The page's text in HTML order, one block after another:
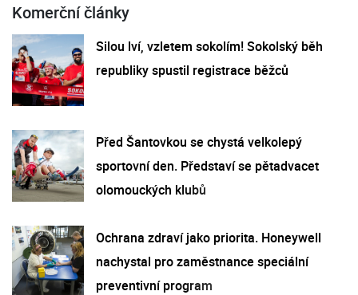
Komerční články
Silou lví, vzletem sokolím! Sokolský běh
republiky spustil registrace běžců
Před Šantovkou se chystá velkolepý
sportovní den. Představí se pětadvacet
olomouckých klubů
Ochrana zdraví jako priorita. Honeywell
nachystal pro zaměstnance speciální
preventivní program